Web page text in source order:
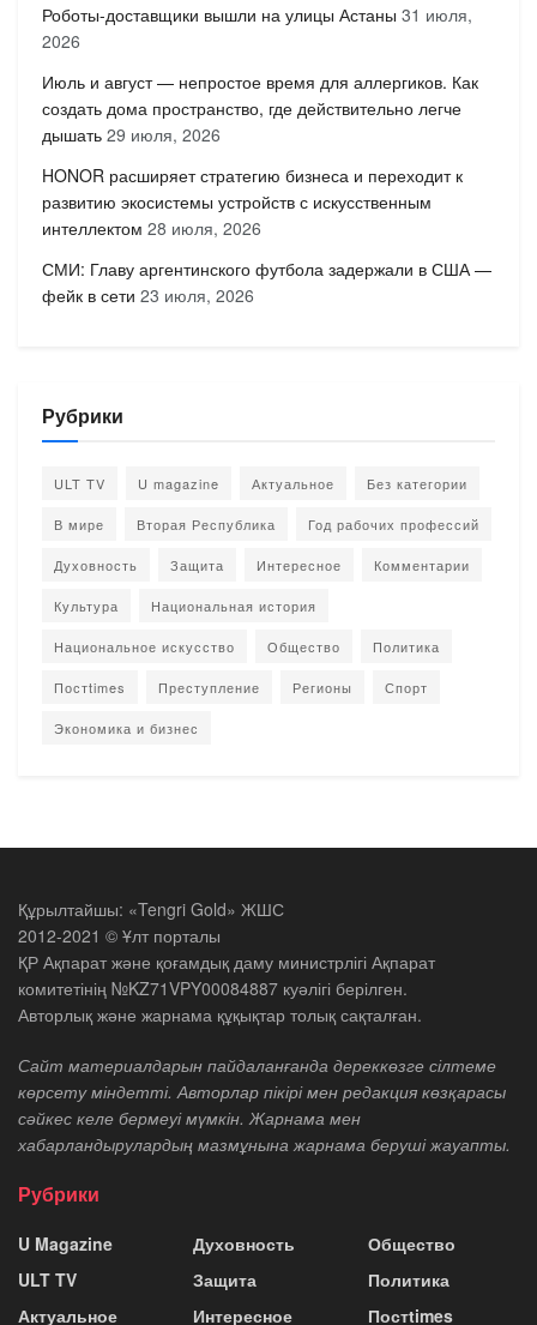
Роботы-доставщики вышли на улицы Астаны 31 июля,
2026
Июль и август — непростое время для аллергиков. Как
создать дома пространство, где действительно легче
дышать 29 июля, 2026
HONOR расширяет стратегию бизнеса и переходит к
развитию экосистемы устройств с искусственным
интеллектом 28 июля, 2026
СМИ: Главу аргентинского футбола задержали в США —
фейк в сети 23 июля, 2026
Рубрики
ULT TV U magazine Актуальное Без категории
В мире Вторая Республика Год рабочих профессий
Духовность Защита Интересное Комментарии
Культура Национальная история
Национальное искусство Общество Политика
Постtimes Преступление Регионы Спорт
Экономика и бизнес
Құрылтайшы: «Tengri Gold» ЖШС
2012-2021 © Ұлт порталы
ҚР Ақпарат және қоғамдық даму министрлігі Ақпарат
комитетінің №KZ71VPY00084887 куәлігі берілген.
Авторлық және жарнама құқықтар толық сақталған.
Сайт материалдарын пайдаланғанда дереккөзге сілтеме
көрсету міндетті. Авторлар пікірі мен редакция көзқарасы
сәйкес келе бермеуі мүмкін. Жарнама мен
хабарландырулардың мазмұнына жарнама беруші жауапты.
Рубрики
U Magazine
ULT TV
Актуальное
Духовность
Защита
Интересное
Общество
Политика
Постtimes